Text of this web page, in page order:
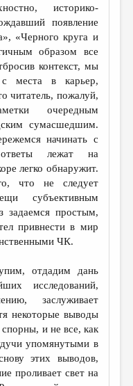
историко-
появление
«Черного круга и
образом все
контекст, мы
места в карьер,
читатель, пожалуй,
очередным
сумасшедшим.
начинать с
лежат на
легко обнаружит.
что не следует
субъективным
задаемся простым,
привнести в мир
ЧК.
отдадим дань
исследований,
заслуживает
некоторые выводы
спорны, и не все, как
упомянутыми в
этих выводов,
проливает свет на